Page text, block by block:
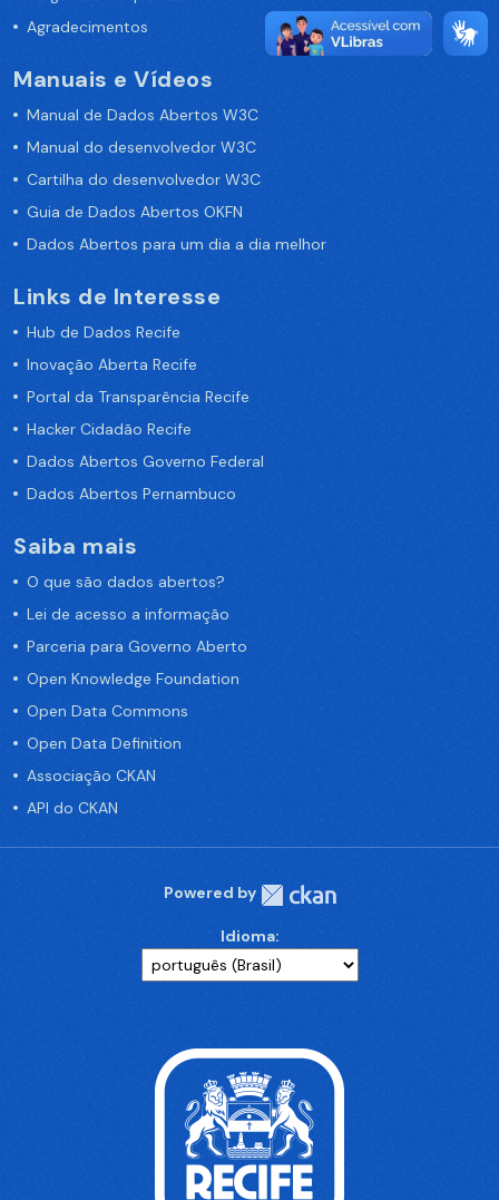
Agradecimentos
Manuais e Vídeos
Manual de Dados Abertos W3C
Manual do desenvolvedor W3C
Cartilha do desenvolvedor W3C
Guia de Dados Abertos OKFN
Dados Abertos para um dia a dia melhor
Links de Interesse
Hub de Dados Recife
Inovação Aberta Recife
Portal da Transparência Recife
Hacker Cidadão Recife
Dados Abertos Governo Federal
Dados Abertos Pernambuco
Saiba mais
O que são dados abertos?
Lei de acesso a informação
Parceria para Governo Aberto
Open Knowledge Foundation
Open Data Commons
Open Data Definition
Associação CKAN
API do CKAN
Powered by
Idioma